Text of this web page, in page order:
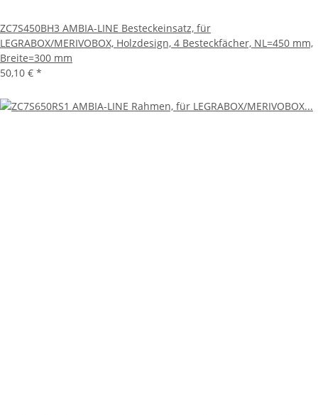
ZC7S450BH3 AMBIA-LINE Besteckeinsatz, für
LEGRABOX/MERIVOBOX, Holzdesign, 4 Besteckfächer, NL=450 mm,
Breite=300 mm
50,10 € *